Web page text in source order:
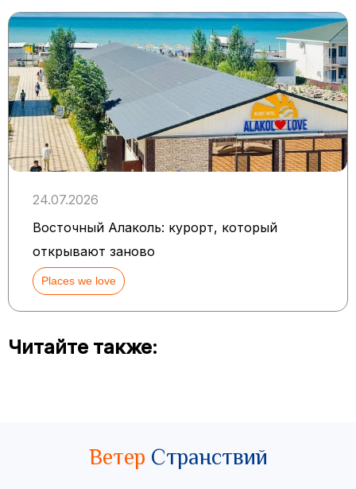
24.07.2026
Восточный Алаколь: курорт, который
открывают заново
Places we love
Читайте также:
Ветер Странствий